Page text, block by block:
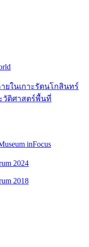
ยในเกาะรัตนโกสินทร์
วัติศาสตร์พื้นที่
inFocus
2024
2018